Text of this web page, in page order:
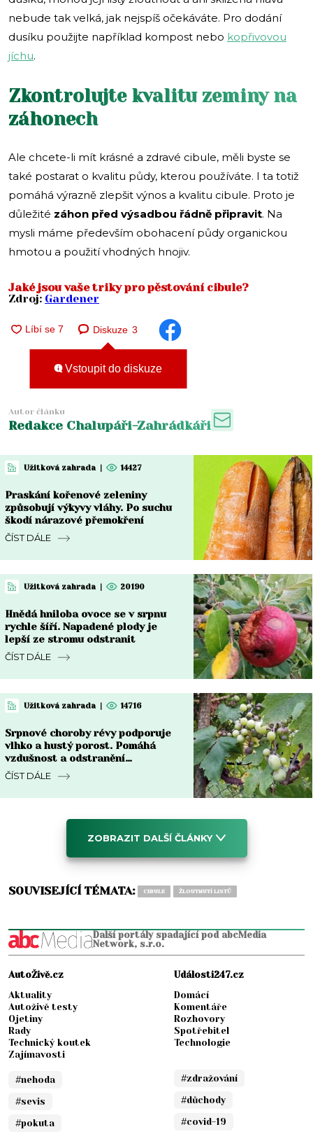
nebude tak velká, jak nejspíš očekáváte. Pro dodání
dusíku použijte například kompost nebo kopřivovou
jíchu.
Zkontrolujte kvalitu zeminy na
záhonech
Ale chcete-li mít krásné a zdravé cibule, měli byste se
také postarat o kvalitu půdy, kterou používáte. I ta totiž
pomáhá výrazně zlepšit výnos a kvalitu cibule. Proto je
důležité záhon před výsadbou řádně připravit. Na
mysli máme především obohacení půdy organickou
hmotou a použití vhodných hnojiv.
Jaké jsou vaše triky pro pěstování cibule?
Zdroj: Gardener
Diskuze 3
Vstoupit do diskuze
Autor článku
Redakce Chalupáři-Zahrádkáři
Užitková zahrada | 14427
Praskání kořenové zeleniny
způsobují výkyvy vláhy. Po suchu
škodí nárazové přemokření
ČÍST DÁLE
Užitková zahrada | 20190
Hnědá hniloba ovoce se v srpnu
rychle šíří. Napadené plody je
lepší ze stromu odstranit
ČÍST DÁLE
Užitková zahrada | 14716
Srpnové choroby révy podporuje
vlhko a hustý porost. Pomáhá
vzdušnost a odstranění
napadených částí
ČÍST DÁLE
ZOBRAZIT DALŠÍ ČLÁNKY
SOUVISEJÍCÍ TÉMATA: CIBULE ŽLOUTNUTÍ LISTŮ
Další portály spadající pod abcMedia
Network, s.r.o.
AutoŽivě.cz
Aktuality
Autoživě testy
Ojetiny
Rady
Technický koutek
Zajímavosti
#nehoda
#sevis
#pokuta
Události247.cz
Domácí
Komentáře
Rozhovory
Spotřebitel
Technologie
#zdražování
#důchody
#covid-19